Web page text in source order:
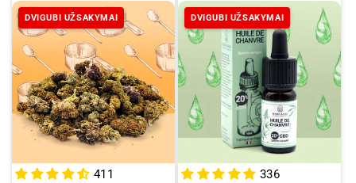
DVIGUBI UŽSAKYMAI
411
DVIGUBI UŽSAKYMAI
336